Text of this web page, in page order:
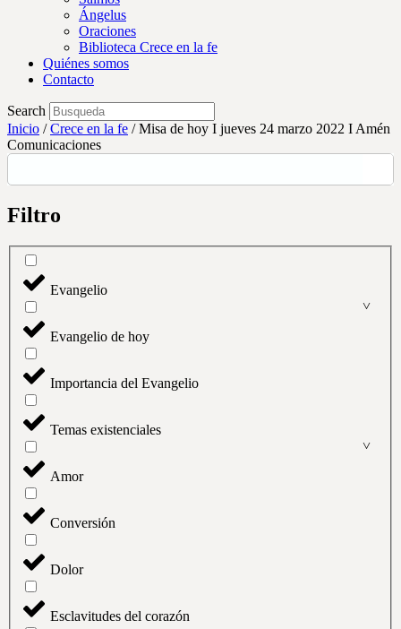
Ángelus
Oraciones
Biblioteca Crece en la fe
Quiénes somos
Contacto
Search
Inicio /Crece en la fe /Misa de hoy I jueves 24 marzo 2022 I Amén
Comunicaciones
Filtro
Evangelio
Evangelio de hoy
Importancia del Evangelio
Temas existenciales
Amor
Conversión
Dolor
Esclavitudes del corazón